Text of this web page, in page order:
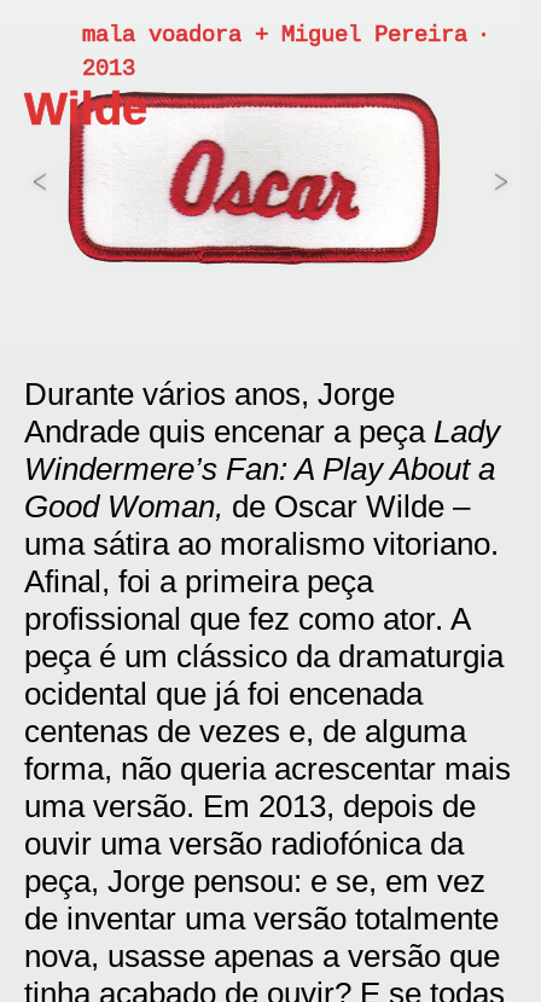
< >
mala voadora + Miguel Pereira ‧
2013
Wilde
Durante vários anos, Jorge
Andrade quis encenar a peça Lady
Windermere’s Fan: A Play About a
Good Woman, de Oscar Wilde –
uma sátira ao moralismo vitoriano.
Afinal, foi a primeira peça
profissional que fez como ator. A
peça é um clássico da dramaturgia
ocidental que já foi encenada
centenas de vezes e, de alguma
forma, não queria acrescentar mais
uma versão. Em 2013, depois de
ouvir uma versão radiofónica da
peça, Jorge pensou: e se, em vez
de inventar uma versão totalmente
nova, usasse apenas a versão que
tinha acabado de ouvir? E se todas